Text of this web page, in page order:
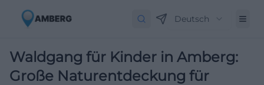
Deutsch
Waldgang für Kinder in Amberg:
Große Naturentdeckung für